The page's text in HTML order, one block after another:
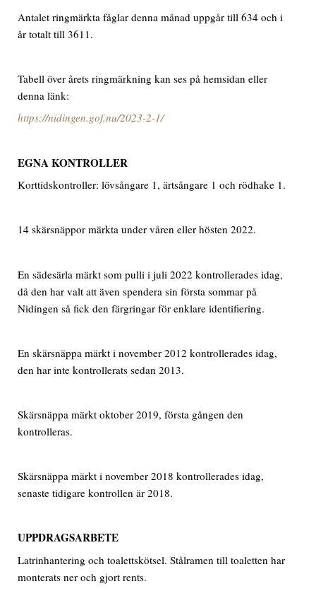
Antalet ringmärkta fåglar denna månad uppgår till 634 och i
år totalt till 3611.
Tabell över årets ringmärkning kan ses på hemsidan eller
denna länk:
https://nidingen.gof.nu/2023-2-1/
EGNA KONTROLLER
Korttidskontroller: lövsångare 1, ärtsångare 1 och rödhake 1.
14 skärsnäppor märkta under våren eller hösten 2022.
En sädesärla märkt som pulli i juli 2022 kontrollerades idag,
då den har valt att även spendera sin första sommar på
Nidingen så fick den färgringar för enklare identifiering.
En skärsnäppa märkt i november 2012 kontrollerades idag,
den har inte kontrollerats sedan 2013.
Skärsnäppa märkt oktober 2019, första gången den
kontrolleras.
Skärsnäppa märkt i november 2018 kontrollerades idag,
senaste tidigare kontrollen är 2018.
UPPDRAGSARBETE
Latrinhantering och toalettskötsel. Stålramen till toaletten har
monterats ner och gjort rents.